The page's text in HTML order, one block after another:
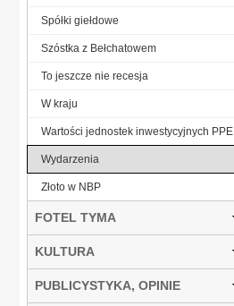
Spółki giełdowe
Szóstka z Bełchatowem
To jeszcze nie recesja
W kraju
Wartości jednostek inwestycyjnych PPE
Wydarzenia
Złoto w NBP
FOTEL TYMA
KULTURA
PUBLICYSTYKA, OPINIE